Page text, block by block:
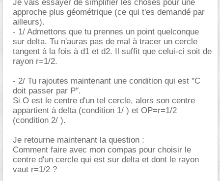
Je vais essayer de simplifier les choses pour une
approche plus géométrique (ce qui t'es demandé par
ailleurs).
- 1/ Admettons que tu prennes un point quelconque
sur delta. Tu n'auras pas de mal à tracer un cercle
tangent à la fois à d1 et d2. Il suffit que celui-ci soit de
rayon r=1/2.
- 2/ Tu rajoutes maintenant une condition qui est "C
doit passer par P".
Si O est le centre d'un tel cercle, alors son centre
appartient à delta (condition 1/ ) et OP=r=1/2
(condition 2/ ).
Je retourne maintenant la question :
Comment faire avec mon compas pour choisir le
centre d'un cercle qui est sur delta et dont le rayon
vaut r=1/2 ?